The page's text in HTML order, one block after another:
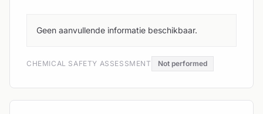
Geen aanvullende informatie beschikbaar.
CHEMICAL SAFETY ASSESSMENT Not performed